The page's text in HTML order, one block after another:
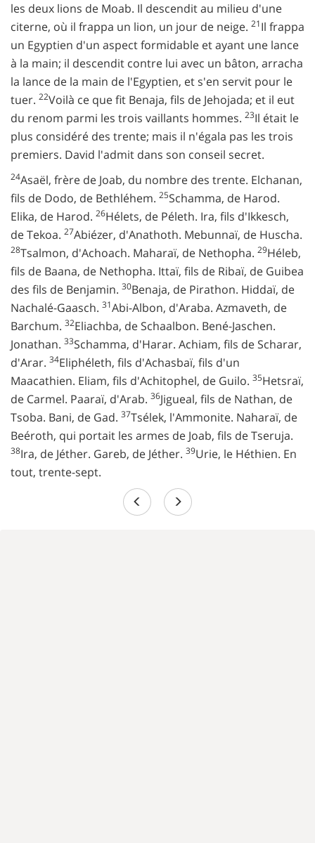
les deux lions de Moab. Il descendit au milieu d'une
citerne, où il frappa un lion, un jour de neige. 21Il frappa
un Egyptien d'un aspect formidable et ayant une lance
à la main; il descendit contre lui avec un bâton, arracha
la lance de la main de l'Egyptien, et s'en servit pour le
tuer. 22Voilà ce que fit Benaja, fils de Jehojada; et il eut
du renom parmi les trois vaillants hommes. 23Il était le
plus considéré des trente; mais il n'égala pas les trois
premiers. David l'admit dans son conseil secret.
24Asaël, frère de Joab, du nombre des trente. Elchanan,
fils de Dodo, de Bethléhem. 25Schamma, de Harod.
Elika, de Harod. 26Hélets, de Péleth. Ira, fils d'Ikkesch,
de Tekoa. 27Abiézer, d'Anathoth. Mebunnaï, de Huscha.
28Tsalmon, d'Achoach. Maharaï, de Nethopha. 29Héleb,
fils de Baana, de Nethopha. Ittaï, fils de Ribaï, de Guibea
des fils de Benjamin. 30Benaja, de Pirathon. Hiddaï, de
Nachalé-Gaasch. 31Abi-Albon, d'Araba. Azmaveth, de
Barchum. 32Eliachba, de Schaalbon. Bené-Jaschen.
Jonathan. 33Schamma, d'Harar. Achiam, fils de Scharar,
d'Arar. 34Eliphéleth, fils d'Achasbaï, fils d'un
Maacathien. Eliam, fils d'Achitophel, de Guilo. 35Hetsraï,
de Carmel. Paaraï, d'Arab. 36Jigueal, fils de Nathan, de
Tsoba. Bani, de Gad. 37Tsélek, l'Ammonite. Naharaï, de
Beéroth, qui portait les armes de Joab, fils de Tseruja.
38Ira, de Jéther. Gareb, de Jéther. 39Urie, le Héthien. En
tout, trente-sept.